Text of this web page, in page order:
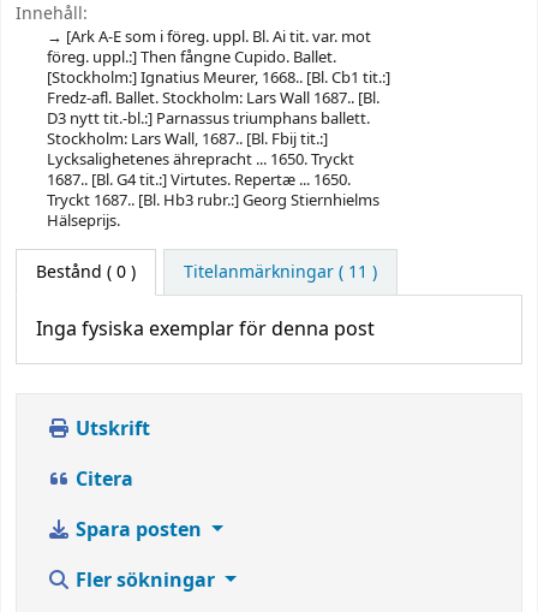
Innehåll:
[Ark A-E som i föreg. uppl. Bl. Ai tit. var. mot
föreg. uppl.:] Then fångne Cupido. Ballet.
[Stockholm:] Ignatius Meurer, 1668.. [Bl. Cb1 tit.:]
Fredz-afl. Ballet. Stockholm: Lars Wall 1687.. [Bl.
D3 nytt tit.-bl.:] Parnassus triumphans ballett.
Stockholm: Lars Wall, 1687.. [Bl. Fbij tit.:]
Lycksalighetenes ährepracht ... 1650. Tryckt
1687.. [Bl. G4 tit.:] Virtutes. Repertæ ... 1650.
Tryckt 1687.. [Bl. Hb3 rubr.:] Georg Stiernhielms
Hälseprijs.
Bestånd ( 0 ) Titelanmärkningar ( 11 )
Inga fysiska exemplar för denna post
Utskrift
Citera
Spara posten
Fler sökningar